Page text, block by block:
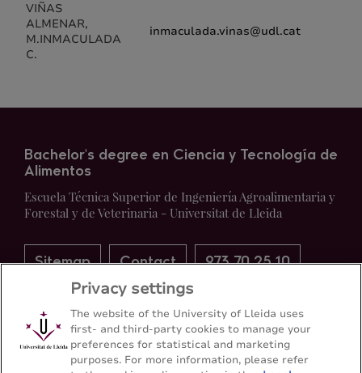
VIÑAS
ALMENAR,
M.INMACULADA
C.
inmaculada.vinas@udl.cat
Bachelor's degree en Ciencia y Tecnología de
Alimentos
Escuela Técnica Superior de Ingeniería Agroalimentaria y
Forestal y de Veterinaria - Universitat de Lleida
Sitemap Contact 973 70 25 10
Privacy settings
The website of the University of Lleida uses
first- and third-party cookies to manage your
preferences for statistical and marketing
purposes. For more information, please refer